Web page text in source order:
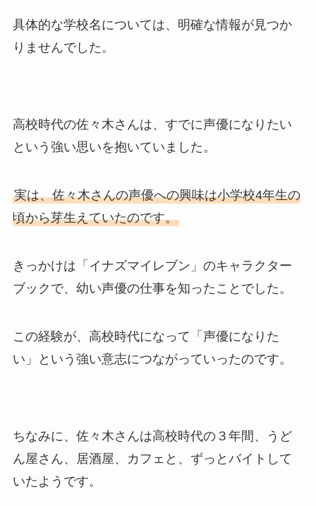
具体的な学校名については、明確な情報が見つか
りませんでした。
高校時代の佐々木さんは、すでに声優になりたい
という強い思いを抱いていました。
実は、佐々木さんの声優への興味は小学校4年生の
頃から芽生えていたのです。
きっかけは「イナズマイレブン」のキャラクター
ブックで、幼い声優の仕事を知ったことでした。
この経験が、高校時代になって「声優になりた
い」という強い意志につながっていったのです。
ちなみに、佐々木さんは高校時代の３年間、うど
ん屋さん、居酒屋、カフェと、ずっとバイトして
いたようです。